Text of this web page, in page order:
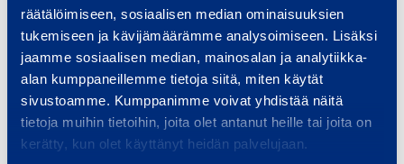
räätälöimiseen, sosiaalisen median ominaisuuksien
tukemiseen ja kävijämäärämme analysoimiseen. Lisäksi
jaamme sosiaalisen median, mainosalan ja analytiikka-
alan kumppaneillemme tietoja siitä, miten käytät
sivustoamme. Kumppanimme voivat yhdistää näitä
tietoja muihin tietoihin, joita olet antanut heille tai joita on
kerätty, kun olet käyttänyt heidän palvelujaan.
S
a
n
i
t